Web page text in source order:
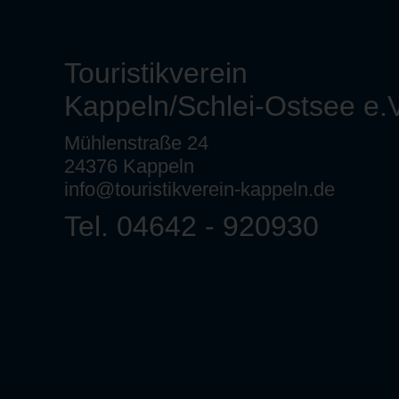
Touristikverein
Kappeln/Schlei-Ostsee
Mühlenstraße 24
24376 Kappeln
info@touristikverein-kappeln.de
Tel. 04642 - 920930